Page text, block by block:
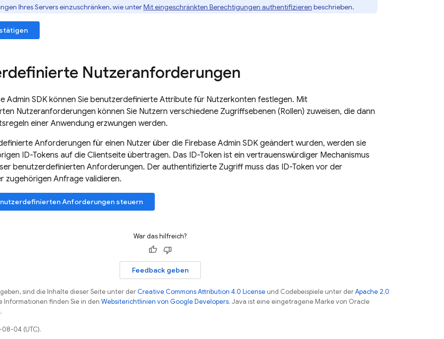
Ihres Servers einzuschränken, wie unterMit eingeschränkten Berechtigungen authentifizieren beschrieben.
Nutzeranforderungen
Admin SDK können Sie benutzerdefinierte Attribute für Nutzerkonten festlegen. Mit
Nutzeranforderungen können Sie Nutzern verschiedene Zugriffsebenen (Rollen) zuweisen, die dann
einer Anwendung erzwungen werden.
Anforderungen für einen Nutzer über die Firebase Admin SDK geändert wurden, werden sie
ID-Tokens auf die Clientseite übertragen. Das ID-Token ist ein vertrauenswürdiger Mechanismus
benutzerdefinierten Anforderungen. Der authentifizierte Zugriff muss das ID-Token vor der
zugehörigen Anfrage validieren.
Anforderungen steuern
War das hilfreich?
Feedback geben
sind die Inhalte dieser Seite unter derCreative Commons Attribution 4.0 License und Codebeispiele unter derApache 2.0
Informationen finden Sie in den Websiterichtlinien von Google Developers. Java ist eine eingetragene Marke von Oracle
04 (UTC).